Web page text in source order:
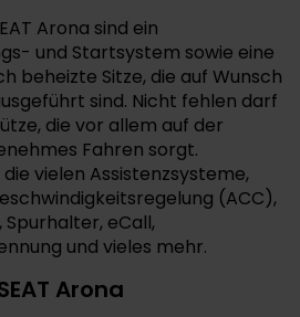
Arona sind ein
und Startsystem sowie eine
beheizte Sitze, die auf Wunsch
sind. Nicht fehlen darf
die vor allem auf der
Fahren sorgt.
vielen Assistenzsysteme,
(ACC),
eCall,
und vieles mehr.
Arona